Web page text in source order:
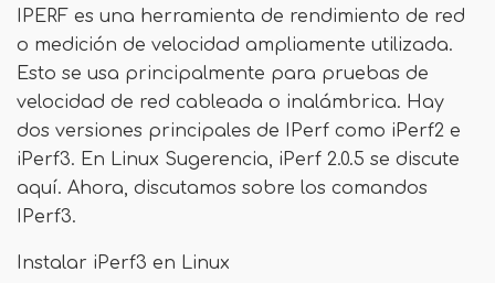
IPERF es una herramienta de rendimiento de red
o medición de velocidad ampliamente utilizada.
Esto se usa principalmente para pruebas de
velocidad de red cableada o inalámbrica. Hay
dos versiones principales de IPerf como iPerf2 e
iPerf3. En Linux Sugerencia, iPerf 2.0.5 se discute
aquí. Ahora, discutamos sobre los comandos
IPerf3.
Instalar iPerf3 en Linux